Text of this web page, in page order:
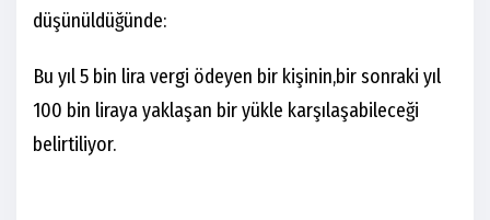
düşünüldüğünde:
Bu yıl 5 bin lira vergi ödeyen bir kişinin,bir sonraki yıl
100 bin liraya yaklaşan bir yükle karşılaşabileceği
belirtiliyor.